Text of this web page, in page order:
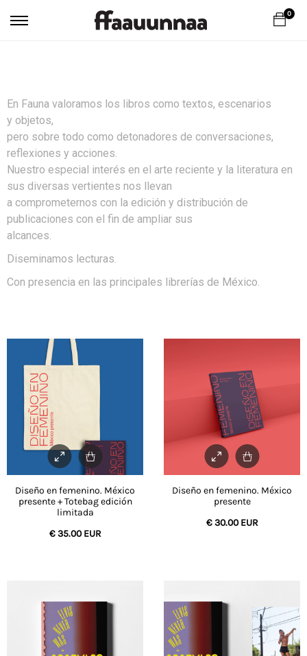
0
En Fauna valoramos los libros como textos, escenarios
y objetos,
pero sobre todo como detonadores de conversaciones,
reflexiones y acciones.
Nuestro especial interés en el arte reciente y la literatura en
sus diversas vertientes nos llevan
a comprometernos con la edición y distribución de
publicaciones con el fin de ampliar sus
alcances.
Diseminamos lecturas.
Con presencia en las principales librerías de México.
Diseño en femenino. México
presente + Totebag edición
limitada
€35.00 EUR
Diseño en femenino. México
presente
€30.00 EUR